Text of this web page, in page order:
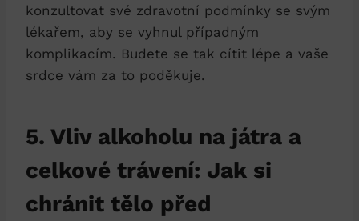
konzultovat své zdravotní podmínky se svým
lékařem, aby se vyhnul případným
komplikacím. Budete se tak cítit lépe a vaše
srdce vám za to poděkuje.
5. Vliv alkoholu na játra a
celkové trávení: Jak si
chránit tělo před